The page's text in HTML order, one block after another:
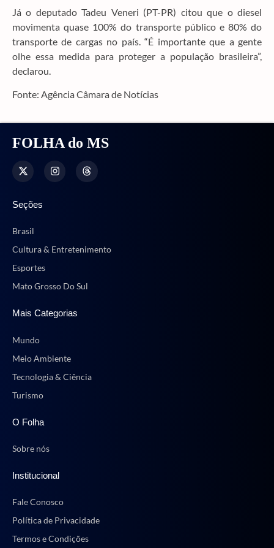
Já o deputado Tadeu Veneri (PT-PR) citou que o diesel
movimenta quase 100% do transporte público e 80% do
transporte de cargas no país. “É importante que a gente
olhe essa medida para proteger a população brasileira”,
declarou.
Fonte: Agência Câmara de Notícias
FOLHA do MS
Seções
Brasil
Cultura & Entretenimento
Esportes
Mato Grosso Do Sul
Mais Categorias
Mundo
Meio Ambiente
Tecnologia & Ciência
Turismo
O Folha
Sobre nós
Institucional
Fale Conosco
Política de Privacidade
Termos e Condições